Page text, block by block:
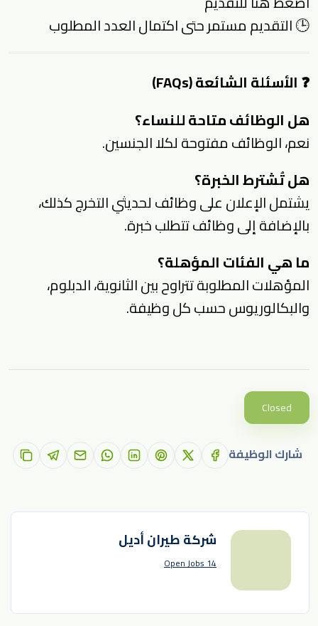
🕒 التقديم مستمر حتى اكتمال العدد المطلوب
❓ الأسئلة الشائعة (FAQs)
هل الوظائف متاحة للنساء؟
نعم، الوظائف مفتوحة لكلا الجنسين.
هل تُشترط الخبرة؟
يشتمل الإعلان على وظائف لحديثي التخرج كذلك،
بالإضافة إلى وظائف تتطلب خبرة.
ما هي الفئات المؤهلة؟
المؤهلات المطلوبة تتراوح بين الثانوية، الدبلوم،
والبكالوريوس حسب كل وظيفة.
Closed
شارك الوظيفة
شركة طيران أديل
14 Open Jobs